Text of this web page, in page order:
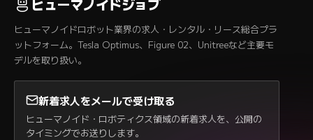
ヒューマノイドロボット業界の求人・レンタル・リース総合プラ
ットフォーム。Tesla Optimus、Figure 02、Unitreeなど主要モ
デルを取り扱い。
新着求人をメールで受け取る
ヒューマノイド・ロボティクス領域の新着求人を、公開の
タイミングでお送りします。